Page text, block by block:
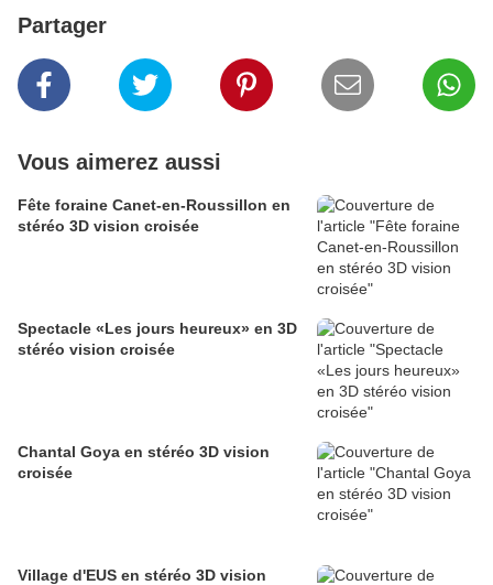
Partager
Vous aimerez aussi
Fête foraine Canet-en-Roussillon en
stéréo 3D vision croisée
Spectacle «Les jours heureux» en 3D
stéréo vision croisée
Chantal Goya en stéréo 3D vision
croisée
Village d'EUS en stéréo 3D vision